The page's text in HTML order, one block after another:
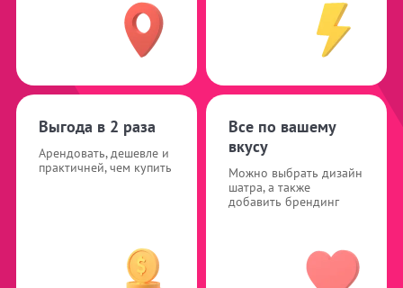
Выгода в 2 раза
Арендовать, дешевле и
практичней, чем купить
Все по вашему
вкусу
Можно выбрать дизайн
шатра, а также
добавить брендинг